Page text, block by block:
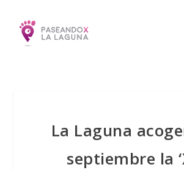
La Laguna
septiembre la